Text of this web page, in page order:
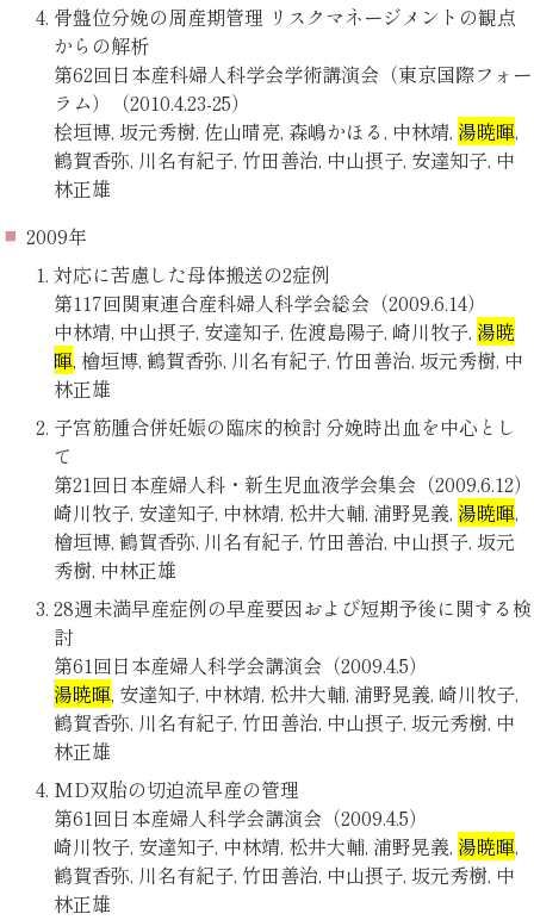
骨盤位分娩の周産期管理 リスクマネージメントの観点
からの解析
第62回日本産科婦人科学会学術講演会（東京国際フォー
ラム）（2010.4.23-25）
桧垣博, 坂元秀樹, 佐山晴亮, 森嶋かほる, 中林靖, 湯暁暉,
鶴賀香弥, 川名有紀子, 竹田善治, 中山摂子, 安達知子, 中
林正雄
2009年
対応に苦慮した母体搬送の2症例
第117回関東連合産科婦人科学会総会（2009.6.14）
中林靖, 中山摂子, 安達知子, 佐渡島陽子, 崎川牧子, 湯暁
暉, 檜垣博, 鶴賀香弥, 川名有紀子, 竹田善治, 坂元秀樹, 中
林正雄
子宮筋腫合併妊娠の臨床的検討 分娩時出血を中心とし
て
第21回日本産婦人科・新生児血液学会集会（2009.6.12）
崎川牧子, 安達知子, 中林靖, 松井大輔, 浦野晃義, 湯暁暉,
檜垣博, 鶴賀香弥, 川名有紀子, 竹田善治, 中山摂子, 坂元
秀樹, 中林正雄
28週未満早産症例の早産要因および短期予後に関する検
討
第61回日本産婦人科学会講演会（2009.4.5）
湯暁暉, 安達知子, 中林靖, 松井大輔, 浦野晃義, 崎川牧子,
鶴賀香弥, 川名有紀子, 竹田善治, 中山摂子, 坂元秀樹, 中
林正雄
MD双胎の切迫流早産の管理
第61回日本産婦人科学会講演会（2009.4.5）
崎川牧子, 安達知子, 中林靖, 松井大輔, 浦野晃義, 湯暁暉,
鶴賀香弥, 川名有紀子, 竹田善治, 中山摂子, 坂元秀樹, 中
林正雄